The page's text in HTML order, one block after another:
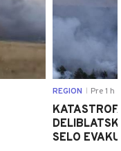
REGION Pre 1 h
SELO